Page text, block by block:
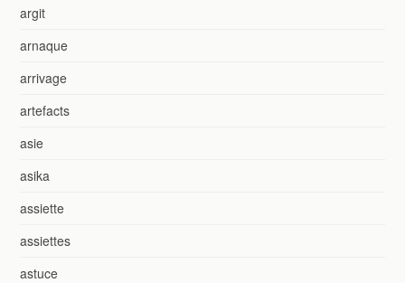
argit
arnaque
arrivage
artefacts
asie
asika
assiette
assiettes
astuce